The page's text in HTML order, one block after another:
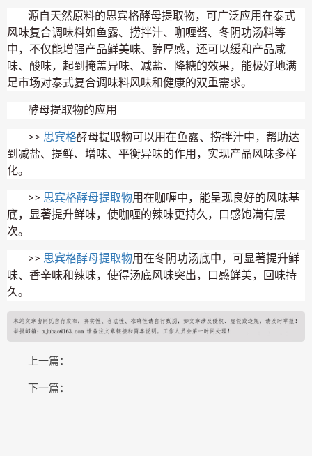
源自天然原料的思宾格酵母提取物，可广泛应用在泰式
风味复合调味料如鱼露、捞拌汁、咖喱酱、冬阴功汤料等
中，不仅能增强产品鲜美味、醇厚感，还可以缓和产品咸
味、酸味，起到掩盖异味、减盐、降糖的效果，能极好地满
足市场对泰式复合调味料风味和健康的双重需求。
酵母提取物的应用
>> 思宾格酵母提取物可以用在鱼露、捞拌汁中，帮助达
到减盐、提鲜、增味、平衡异味的作用，实现产品风味多样
化。
>> 思宾格酵母提取物用在咖喱中，能呈现良好的风味基
底，显著提升鲜味，使咖喱的辣味更持久，口感饱满有层
次。
>> 思宾格酵母提取物用在冬阴功汤底中，可显著提升鲜
味、香辛味和辣味，使得汤底风味突出，口感鲜美，回味持
久。
上一篇：
下一篇：